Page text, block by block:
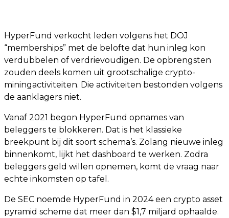
HyperFund verkocht leden volgens het DOJ
“memberships” met de belofte dat hun inleg kon
verdubbelen of verdrievoudigen. De opbrengsten
zouden deels komen uit grootschalige crypto-
miningactiviteiten. Die activiteiten bestonden volgens
de aanklagers niet.
Vanaf 2021 begon HyperFund opnames van
beleggers te blokkeren. Dat is het klassieke
breekpunt bij dit soort schema’s. Zolang nieuwe inleg
binnenkomt, lijkt het dashboard te werken. Zodra
beleggers geld willen opnemen, komt de vraag naar
echte inkomsten op tafel.
De SEC noemde HyperFund in 2024 een crypto asset
pyramid scheme dat meer dan $1,7 miljard ophaalde.